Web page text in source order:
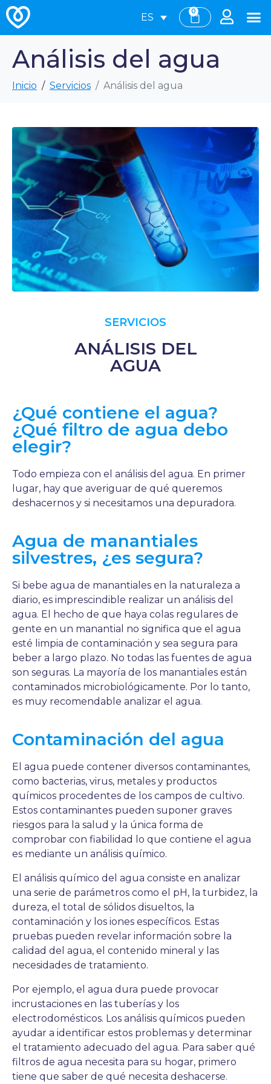
ES
0
Análisis del agua
Inicio Servicios Análisis del agua
SERVICIOS
ANÁLISIS DEL
AGUA
¿Qué contiene el agua?
¿Qué filtro de agua debo
elegir?
Todo empieza con el análisis del agua. En primer
lugar, hay que averiguar de qué queremos
deshacernos y si necesitamos una depuradora.
Agua de manantiales
silvestres, ¿es segura?
Si bebe agua de manantiales en la naturaleza a
diario, es imprescindible realizar un análisis del
agua. El hecho de que haya colas regulares de
gente en un manantial no significa que el agua
esté limpia de contaminación y sea segura para
beber a largo plazo. No todas las fuentes de agua
son seguras. La mayoría de los manantiales están
contaminados microbiológicamente. Por lo tanto,
es muy recomendable analizar el agua.
Contaminación del agua
El agua puede contener diversos contaminantes,
como bacterias, virus, metales y productos
químicos procedentes de los campos de cultivo.
Estos contaminantes pueden suponer graves
riesgos para la salud y la única forma de
comprobar con fiabilidad lo que contiene el agua
es mediante un análisis químico.
El análisis químico del agua consiste en analizar
una serie de parámetros como el pH, la turbidez, la
dureza, el total de sólidos disueltos, la
contaminación y los iones específicos. Estas
pruebas pueden revelar información sobre la
calidad del agua, el contenido mineral y las
necesidades de tratamiento.
Por ejemplo, el agua dura puede provocar
incrustaciones en las tuberías y los
electrodomésticos. Los análisis químicos pueden
ayudar a identificar estos problemas y determinar
el tratamiento adecuado del agua. Para saber qué
filtros de agua necesita para su hogar, primero
tiene que saber de qué necesita deshacerse.